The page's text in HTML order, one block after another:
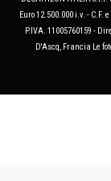
Euro 12.500.000 i.v. - C.F.
P.IVA. 11005760159 -
D'Ascq, Francia Le